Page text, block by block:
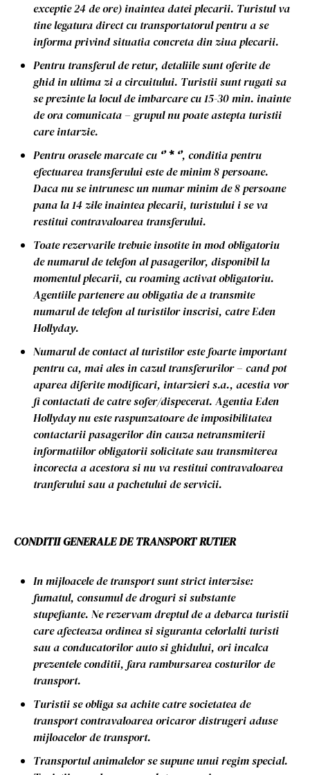
exceptie 24 de ore) inaintea datei plecarii. Turistul va
tine legatura direct cu transportatorul pentru a se
informa privind situatia concreta din ziua plecarii.
Pentru transferul de retur, detaliile sunt oferite de
ghid in ultima zi a circuitului. Turistii sunt rugati sa
se prezinte la locul de imbarcare cu 15-30 min. inainte
de ora comunicata – grupul nu poate astepta turistii
care intarzie.
Pentru orasele marcate cu ‘’ * ‘’, conditia pentru
efectuarea transferului este de minim 8 persoane.
Daca nu se intrunesc un numar minim de 8 persoane
pana la 14 zile inaintea plecarii, turistului i se va
restitui contravaloarea transferului.
Toate rezervarile trebuie insotite in mod obligatoriu
de numarul de telefon al pasagerilor, disponibil la
momentul plecarii, cu roaming activat obligatoriu.
Agentiile partenere au obligatia de a transmite
numarul de telefon al turistilor inscrisi, catre Eden
Hollyday.
Numarul de contact al turistilor este foarte important
pentru ca, mai ales in cazul transferurilor – cand pot
aparea diferite modificari, intarzieri s.a., acestia vor
fi contactati de catre sofer/dispecerat. Agentia Eden
Hollyday nu este raspunzatoare de imposibilitatea
contactarii pasagerilor din cauza netransmiterii
informatiilor obligatorii solicitate sau transmiterea
incorecta a acestora si nu va restitui contravaloarea
tranferului sau a pachetului de servicii.
CONDITII GENERALE DE TRANSPORT RUTIER
In mijloacele de transport sunt strict interzise:
fumatul, consumul de droguri si substante
stupefiante. Ne rezervam dreptul de a debarca turistii
care afecteaza ordinea si siguranta celorlalti turisti
sau a conducatorilor auto si ghidului, ori incalca
prezentele conditii, fara rambursarea costurilor de
transport.
Turistii se obliga sa achite catre societatea de
transport contravaloarea oricaror distrugeri aduse
mijloacelor de transport.
Transportul animalelor se supune unui regim special.